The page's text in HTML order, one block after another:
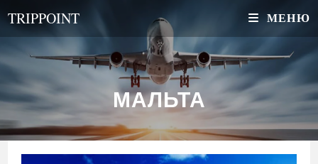
содержимому
TRIPPOINT МЕНЮ
МАЛЬТА